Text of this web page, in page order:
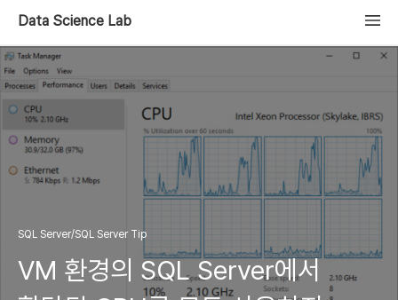
Data Science Lab
SQL Server/SQL Server Tip
VM 환경의 SQL Server에서